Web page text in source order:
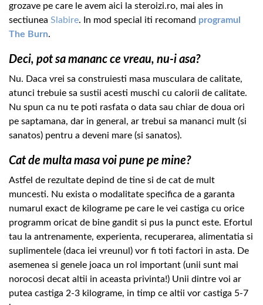
grozave pe care le avem aici la steroizi.ro, mai ales in
sectiunea Slabire. In mod special iti recomand programul
The Burn.
Deci, pot sa mananc ce vreau, nu-i asa?
Nu. Daca vrei sa construiesti masa musculara de calitate,
atunci trebuie sa sustii acesti muschi cu calorii de calitate.
Nu spun ca nu te poti rasfata o data sau chiar de doua ori
pe saptamana, dar in general, ar trebui sa mananci mult (si
sanatos) pentru a deveni mare (si sanatos).
Cat de multa masa voi pune pe mine?
Astfel de rezultate depind de tine si de cat de mult
muncesti. Nu exista o modalitate specifica de a garanta
numarul exact de kilograme pe care le vei castiga cu orice
programm oricat de bine gandit si pus la punct este. Efortul
tau la antrenamente, experienta, recuperarea, alimentatia si
suplimentele (daca iei vreunul) vor fi toti factori in asta. De
asemenea si genele joaca un rol important (unii sunt mai
norocosi decat altii in aceasta privinta!) Unii dintre voi ar
putea castiga 2-3 kilograme, in timp ce altii vor castiga 5-7